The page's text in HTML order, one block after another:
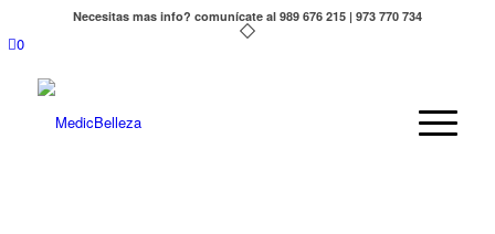
Necesitas mas info? comunícate al 989 676 215 | 973 770 734
0